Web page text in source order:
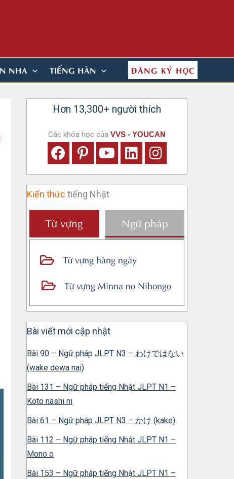
NHA TIẾNG HÀN ĐĂNG KÝ HỌC
Hơn 13,300+ người thích
Các khóa học của VVS - YOUCAN
Kiến thức tiếng Nhật
Từ vựng Ngữ pháp
Từ vựng hàng ngày
Từ vựng Minna no Nihongo
Bài viết mới cập nhật
Bài 90 – Ngữ pháp JLPT N3 – わけではない
(wake dewa nai)
Bài 131 – Ngữ pháp tiếng Nhật JLPT N1 –
Koto nashi ni
Bài 61 – Ngữ pháp JLPT N3 – かけ (kake)
Bài 112 – Ngữ pháp tiếng Nhật JLPT N1 –
Mono o
Bài 153 – Ngữ pháp tiếng Nhật JLPT N1 –